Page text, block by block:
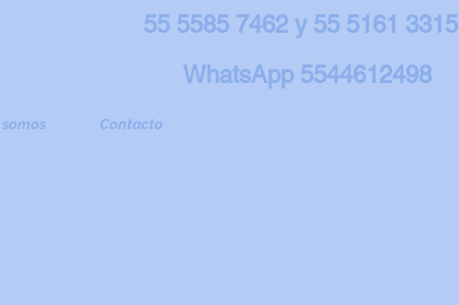
55 5585 7462 y 55 5161 3315
WhatsApp 5544612498
somos Contacto